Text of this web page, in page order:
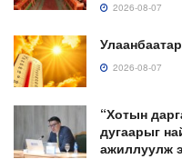
2026-08-07
2026-08-07
“Хотын
дугаарыг
ажиллуулж